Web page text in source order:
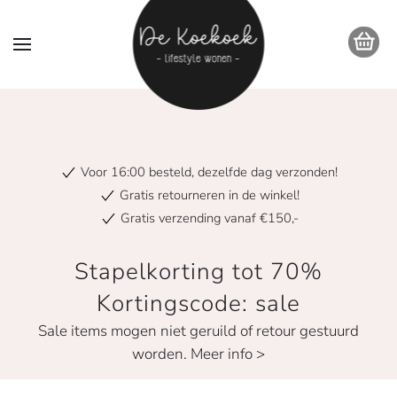
Voor 16:00 besteld, dezelfde dag verzonden!
Gratis retourneren in de winkel!
Gratis verzending vanaf €150,-
Stapelkorting tot 70%
Kortingscode: sale
Sale items mogen niet geruild of retour gestuurd
worden. Meer info >